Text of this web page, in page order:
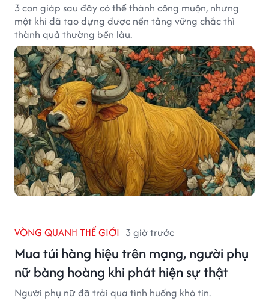
3 con giáp sau đây có thể thành công muộn, nhưng
một khi đã tạo dựng được nền tảng vững chắc thì
thành quả thường bền lâu.
VÒNG QUANH THẾ GIỚI 3 giờ trước
Mua túi hàng hiệu trên mạng, người phụ
nữ bàng hoàng khi phát hiện sự thật
Người phụ nữ đã trải qua tình huống khó tin.